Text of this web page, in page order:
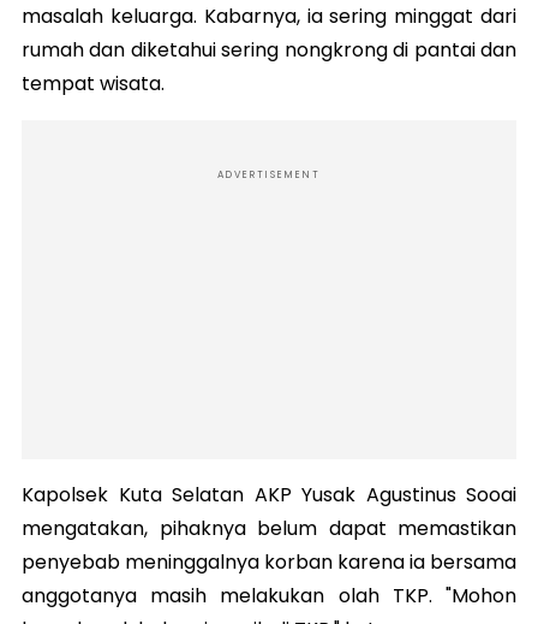
masalah keluarga. Kabarnya, ia sering minggat dari
rumah dan diketahui sering nongkrong di pantai dan
tempat wisata.
ADVERTISEMENT
Kapolsek Kuta Selatan AKP Yusak Agustinus Sooai
mengatakan, pihaknya belum dapat memastikan
penyebab meninggalnya korban karena ia bersama
anggotanya masih melakukan olah TKP. "Mohon